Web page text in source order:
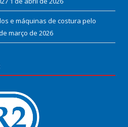
e máquinas de costura pelo
março de 2026